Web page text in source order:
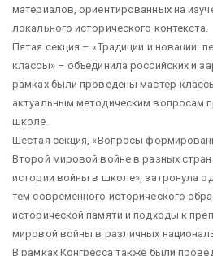
материалов, ориентированных на
локального исторического контекста.
Пятая секция – «Традиции и новации:
классы» – объединила российских и
рамках были проведены мастер-
актуальным методическим вопросам
школе.
Шестая секция, «Вопросы
Второй мировой войне в разных
истории войны в школе», затронула
тем современного исторического
исторической памяти и подходы к
мировой войны в различных
В рамках Конгресса также были